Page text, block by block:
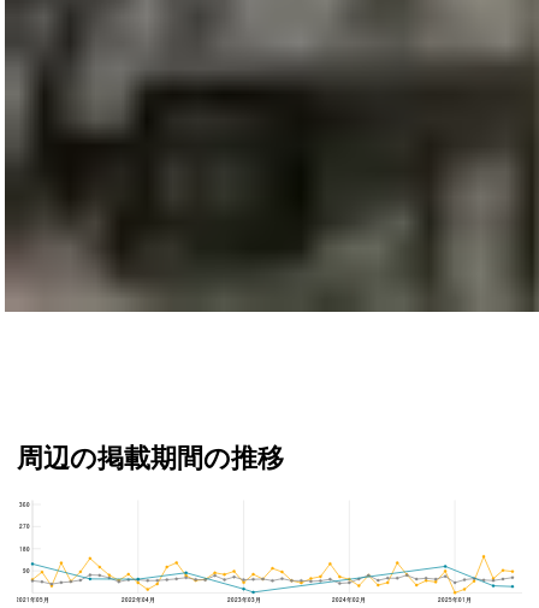
周辺の掲載期間の推移
2021年05月 2022年04月 2023年03月 2024年02月 2025年01月
360
270
180
90